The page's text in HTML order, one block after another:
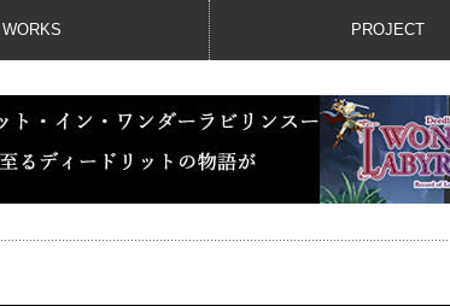
WORKS PROJECT